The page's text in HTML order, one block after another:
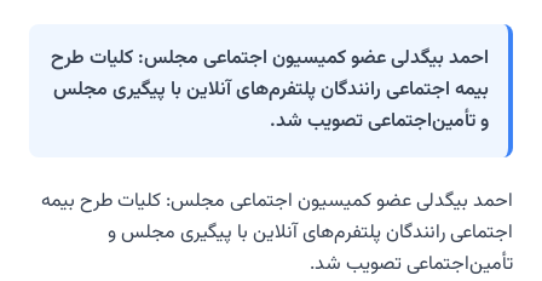
احمد بیگدلی عضو کمیسیون اجتماعی مجلس: کلیات طرح
بیمه اجتماعی رانندگان پلتفرم‌های آنلاین با پیگیری مجلس
و تأمین‌اجتماعی تصویب شد.
احمد بیگدلی عضو کمیسیون اجتماعی مجلس: کلیات طرح بیمه
اجتماعی رانندگان پلتفرم‌های آنلاین با پیگیری مجلس و
تأمین‌اجتماعی تصویب شد.